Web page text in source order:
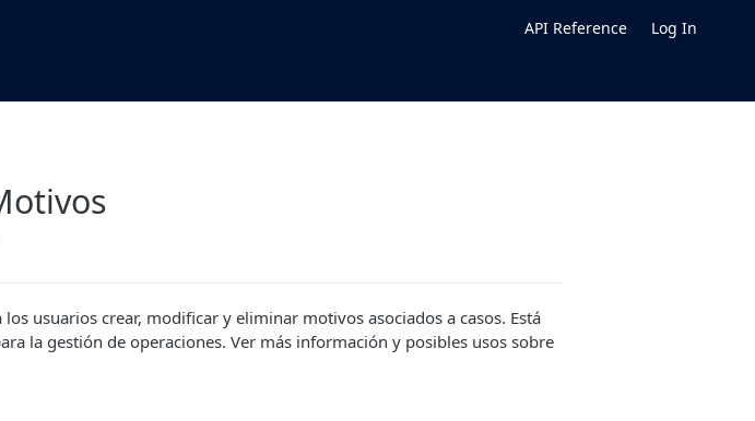
API Reference Log In
usuarios crear, modificar y eliminar motivos asociados a casos. Está
la gestión de operaciones. Ver más información y posibles usos sobre